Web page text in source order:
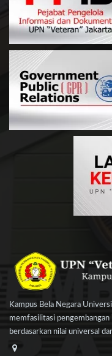
Kampus Bela Negara
memfasilitasi
berdasarkan nilai universal